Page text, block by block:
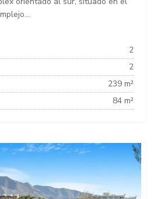
2
2
239 m²
84 m²